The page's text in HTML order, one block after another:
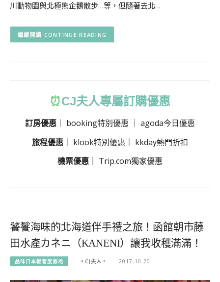
川動物園與北極熊企鵝散步…等，但隨著去北…
CONTINUE READING
⏰CJ夫人專屬訂購優惠
訂房優惠 booking特別優惠
agoda今日優惠
旅程優惠 ｜ klook特別優惠 ｜ kkday熱門折扣
機票優惠
Trip.com獨家優惠
饕餮海味的北海道伴手禮之旅！函館朝市藤
田水產カネニ（KANENI）讓我收穫滿滿！
品味日本輕奢度假地 。CJ夫人。 2017-10-20